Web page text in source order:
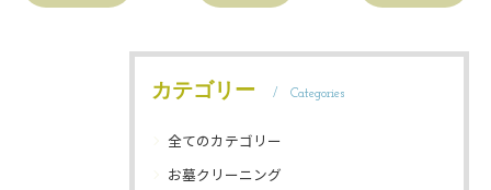
カテゴリー Categories
全てのカテゴリー
お墓クリーニング